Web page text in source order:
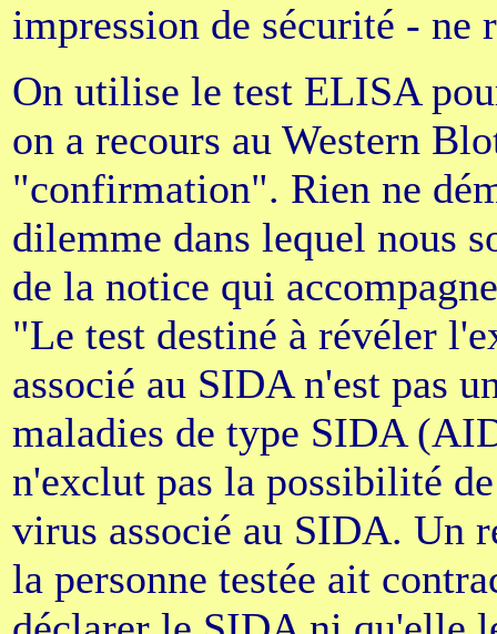
impression de sécurité -
On utilise le test ELISA
on a recours au Western
"confirmation". Rien ne
dilemme dans lequel nous
de la notice qui
"Le test destiné à révéler
associé au SIDA n'est pas
maladies de type SIDA
n'exclut pas la possibilité
virus associé au SIDA. Un
la personne testée ait